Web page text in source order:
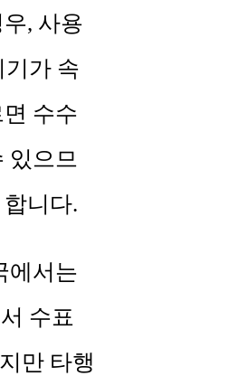
, 사용
기가 속
수수
있으므
니다.
에서는
수표
만 타행